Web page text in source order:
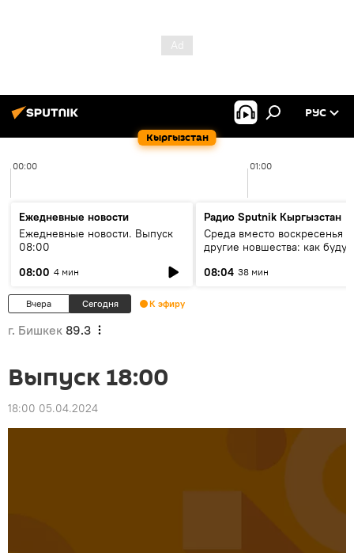
Кыргызстан
РУС
00:00 01:00
Ежедневные новости
Ежедневные новости. Выпуск
08:00
08:00 4 мин
Радио Sputnik Кыргызстан
Среда вместо воскресенья и
другие новшества: как будут
08:04 38 мин
Вчера Сегодня К эфиру
г. Бишкек 89.3
Выпуск 18:00
18:00 05.04.2024